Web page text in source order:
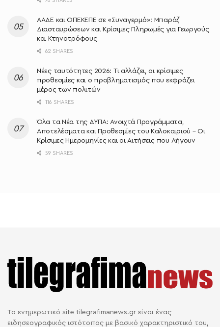
ΑΑΔΕ και ΟΠΕΚΕΠΕ σε «Συναγερμό»: Μπαράζ
Διασταυρώσεων και Κρίσιμες Πληρωμές για Γεωργούς
και Κτηνοτρόφους
62 SHARES
Νέες ταυτότητες 2026: Τι αλλάζει, οι κρίσιμες
προθεσμίες και ο προβληματισμός που εκφράζει
μέρος των πολιτών
116 SHARES
Όλα τα Νέα της ΔΥΠΑ: Ανοιχτά Προγράμματα,
Αποτελέσματα και Προθεσμίες του Καλοκαιριού – Οι
Κρίσιμες Ημερομηνίες και οι Αιτήσεις που Λήγουν
59 SHARES
Το ενημερωτικό site tilegrafimanews.gr είναι ένας
ειδησεογραφικός ιστότοπος με βασικό χαρακτηριστικό του,